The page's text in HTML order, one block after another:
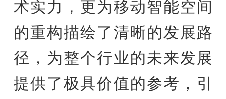
术实力，更为移动智能空间
的重构描绘了清晰的发展路
径，为整个行业的未来发展
提供了极具价值的参考，引